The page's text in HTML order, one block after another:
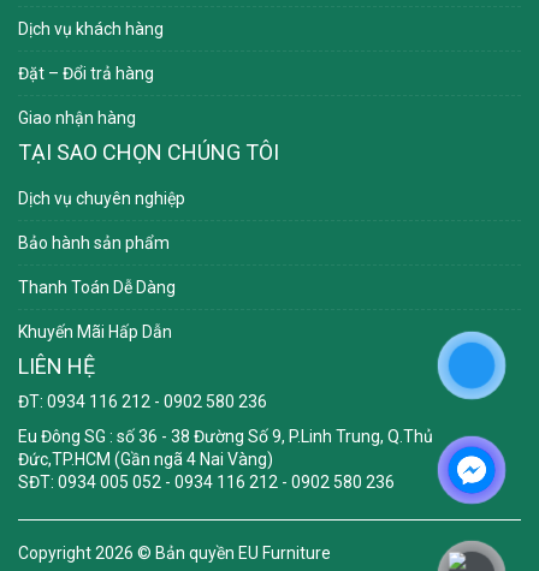
Dịch vụ khách hàng
Đặt – Đổi trả hàng
Giao nhận hàng
TẠI SAO CHỌN CHÚNG TÔI
Dịch vụ chuyên nghiệp
Bảo hành sản phẩm
Thanh Toán Dễ Dàng
Khuyến Mãi Hấp Dẫn
LIÊN HỆ
ĐT: 0934 116 212 - 0902 580 236
Eu Đông SG : số 36 - 38 Đường Số 9, P.Linh Trung, Q.Thủ
Đức,TP.HCM (Gần ngã 4 Nai Vàng)
SĐT: 0934 005 052 - 0934 116 212 - 0902 580 236
Copyright 2026 © Bản quyền EU Furniture